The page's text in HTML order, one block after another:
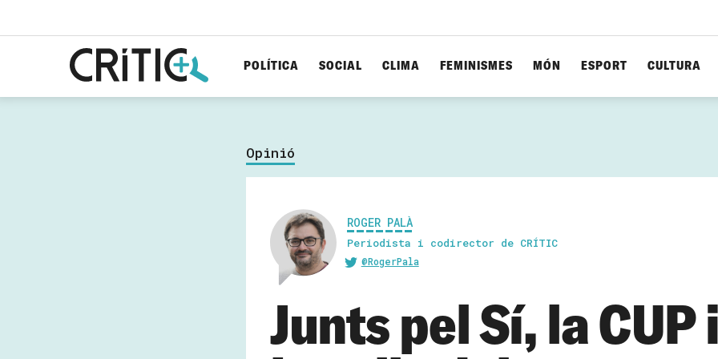
POLÍTICA SOCIAL CLIMA FEMINISMES MÓN ESPORT CULTURA
Opinió
ROGER PALÀ
Periodista i codirector de CRÍTIC
@RogerPala
Junts pel Sí, la CUP